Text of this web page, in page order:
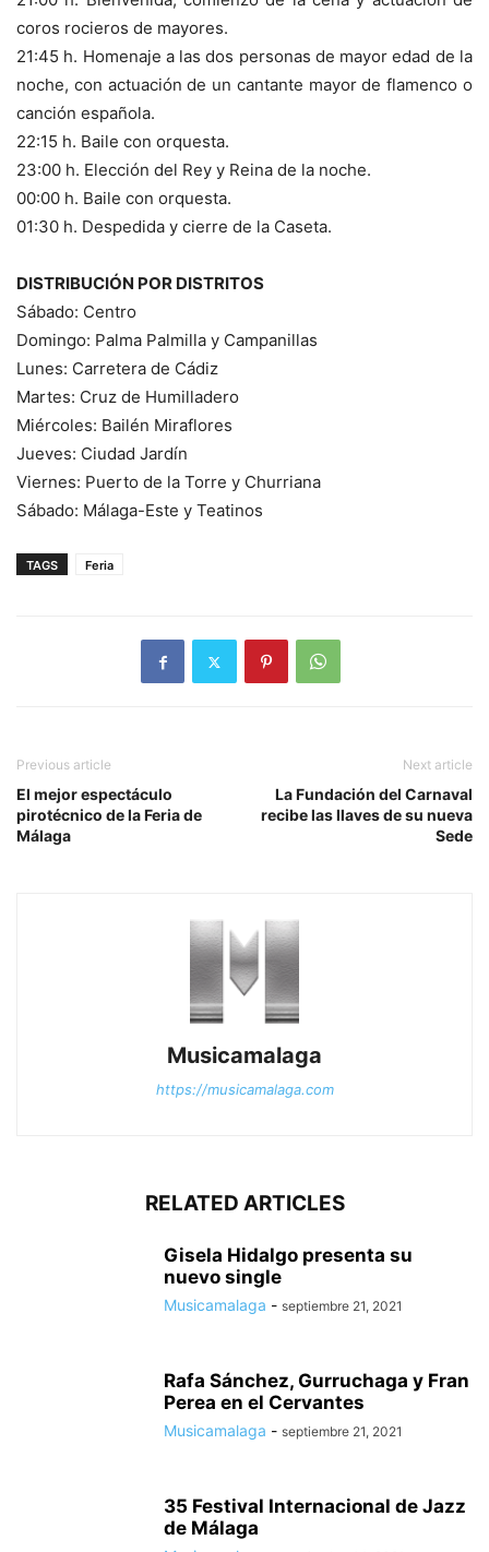
coros rocieros de mayores.
21:45 h. Homenaje a las dos personas de mayor edad de la
noche, con actuación de un cantante mayor de flamenco o
canción española.
22:15 h. Baile con orquesta.
23:00 h. Elección del Rey y Reina de la noche.
00:00 h. Baile con orquesta.
01:30 h. Despedida y cierre de la Caseta.
DISTRIBUCIÓN POR DISTRITOS
Sábado: Centro
Domingo: Palma Palmilla y Campanillas
Lunes: Carretera de Cádiz
Martes: Cruz de Humilladero
Miércoles: Bailén Miraflores
Jueves: Ciudad Jardín
Viernes: Puerto de la Torre y Churriana
Sábado: Málaga-Este y Teatinos
TAGS Feria
Previous article
El mejor espectáculo
pirotécnico de la Feria de
Málaga
Next article
La Fundación del Carnaval
recibe las llaves de su nueva
Sede
Musicamalaga
https://musicamalaga.com
RELATED ARTICLES
Gisela Hidalgo presenta su
nuevo single
Musicamalaga - septiembre 21, 2021
Rafa Sánchez, Gurruchaga y Fran
Perea en el Cervantes
Musicamalaga - septiembre 21, 2021
35 Festival Internacional de Jazz
de Málaga